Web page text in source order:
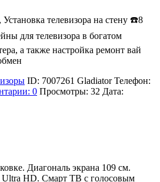
телевизора на стену ☎️8
для телевизора в богатом
а также настройка ремонт вай
ID: 7007261 GladiatorТелефон:
0 Просмотры: 32 Дата:
Диагональ экрана 109 см.
Ultra HD. Смарт ТВ с голосовым